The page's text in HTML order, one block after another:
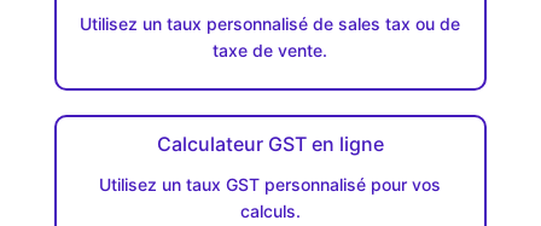
Utilisez un taux personnalisé de sales tax ou de
taxe de vente.
Calculateur GST en ligne
Utilisez un taux GST personnalisé pour vos
calculs.